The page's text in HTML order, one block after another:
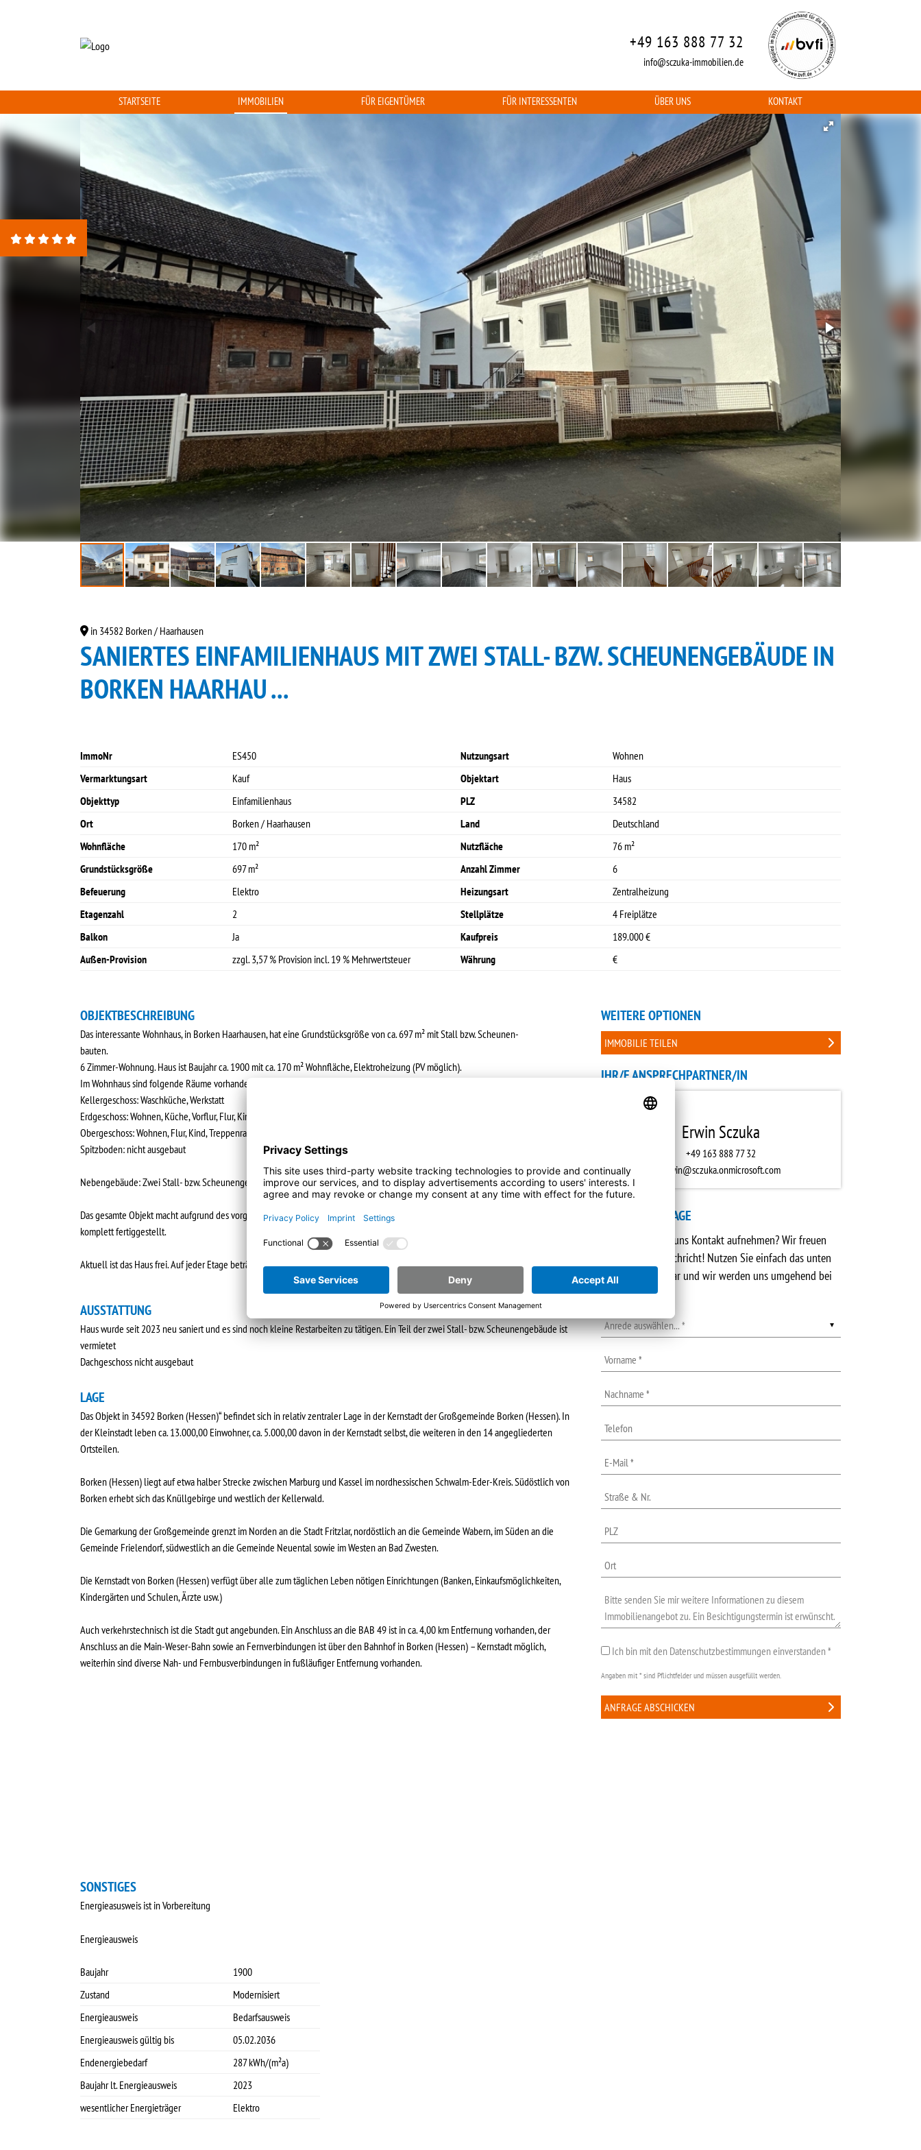
+49 163 888 77 32
info@sczuka-immobilien.de
STARTSEITE IMMOBILIEN FÜR EIGENTÜMER FÜR INTERESSENTEN ÜBER UNS KONTAKT
in 34582 Borken / Haarhausen
SANIERTES EINFAMILIENHAUS MIT ZWEI STALL- BZW. SCHEUNENGEBÄUDE IN
BORKEN HAARHAU ...
ImmoNr ES450 Nutzungsart
Wohnen
Vermarktungsart
Kauf Objektart
Haus
Objekttyp
Einfamilienhaus PLZ
34582
Ort
Borken / Haarhausen Land
Deutschland
Wohnfläche
170 m² Nutzfläche
76 m²
Grundstücksgröße
697 m² Anzahl Zimmer
6
Befeuerung
Elektro Heizungsart
Zentralheizung
Etagenzahl
2 Stellplätze
4 Freiplätze
Balkon
Ja Kaufpreis
189.000 €
Außen-Provision
zzgl. 3,57 % Provision incl. 19 % Mehrwertsteuer Währung €
OBJEKTBESCHREIBUNG
Das interessante Wohnhaus, in Borken Haarhausen, hat eine Grundstücksgröße von ca. 697 m² mit Stall bzw. Scheunen-
bauten.
6 Zimmer-Wohnung. Haus ist Baujahr ca. 1900 mit ca. 170 m² Wohnfläche, Elektroheizung (PV möglich).
Im Wohnhaus sind folgende Räume vorhanden:
Kellergeschoss: Waschküche, Werkstatt
Erdgeschoss: Wohnen, Küche, Vorflur, Flur, Kind, Bad
Obergeschoss: Wohnen, Flur, Kind, Treppenraum, Badezimmer
Spitzboden: nicht ausgebaut
Nebengebäude: Zwei Stall- bzw. Scheunengebäude
Das gesamte Objekt macht aufgrund des vorgefundenen Zustandes einen „mittleren“Eindruck. Teile des Innenausbaus sind noch nicht
komplett fertiggestellt.
Aktuell ist das Haus frei. Auf jeder Etage beträgt die Wohnfläche je 89 m² (170 m²),
AUSSTATTUNG
Haus wurde seit 2023 neu saniert und es sind noch kleine Restarbeiten zu tätigen. Ein Teil der zwei Stall- bzw. Scheunengebäude ist
vermietet
Dachgeschoss nicht ausgebaut
LAGE
Das Objekt in 34592 Borken (Hessen)“ befindet sich in relativ zentraler Lage in der Kernstadt der Großgemeinde Borken (Hessen). In
der Kleinstadt leben ca. 13.000,00 Einwohner, ca. 5.000,00 davon in der Kernstadt selbst, die weiteren in den 14 angegliederten
Ortsteilen.
Borken (Hessen) liegt auf etwa halber Strecke zwischen Marburg und Kassel im nordhessischen Schwalm-Eder-Kreis. Südöstlich von
Borken erhebt sich das Knüllgebirge und westlich der Kellerwald.
Die Gemarkung der Großgemeinde grenzt im Norden an die Stadt Fritzlar, nordöstlich an die Gemeinde Wabern, im Süden an die
Gemeinde Frielendorf, südwestlich an die Gemeinde Neuental sowie im Westen an Bad Zwesten.
Die Kernstadt von Borken (Hessen) verfügt über alle zum täglichen Leben nötigen Einrichtungen (Banken, Einkaufsmöglichkeiten,
Kindergärten und Schulen, Ärzte usw.)
Auch verkehrstechnisch ist die Stadt gut angebunden. Ein Anschluss an die BAB 49 ist in ca. 4,00 km Entfernung vorhanden, der
Anschluss an die Main-Weser-Bahn sowie an Fernverbindungen ist über den Bahnhof in Borken (Hessen) – Kernstadt möglich,
weiterhin sind diverse Nah- und Fernbusverbindungen in fußläufiger Entfernung vorhanden.
SONSTIGES
Energieasusweis ist in Vorbereitung
Energieausweis
Baujahr
1900
Zustand
Modernisiert
Energieausweis
Bedarfsausweis
Energieausweis gültig bis
05.02.2036
Endenergiebedarf
287 kWh/(m²a)
Baujahr lt. Energieausweis
2023
wesentlicher Energieträger
Elektro
WEITERE OPTIONEN
IMMOBILIE TEILEN
IHR/E ANSPRECHPARTNER/IN
Erwin Sczuka
+49 163 888 77 32
erwin@sczuka.onmicrosoft.com
KONTAKTANFRAGE
Sie möchten mit uns Kontakt aufnehmen? Wir freuen
uns über jede Nachricht! Nutzen Sie einfach das unten
stehende Formular und wir werden uns umgehend bei
Ihnen melden.
Ich bin mit den Datenschutzbestimmungen einverstanden *
Angaben mit * sind Pflichtfelder und müssen ausgefüllt werden.